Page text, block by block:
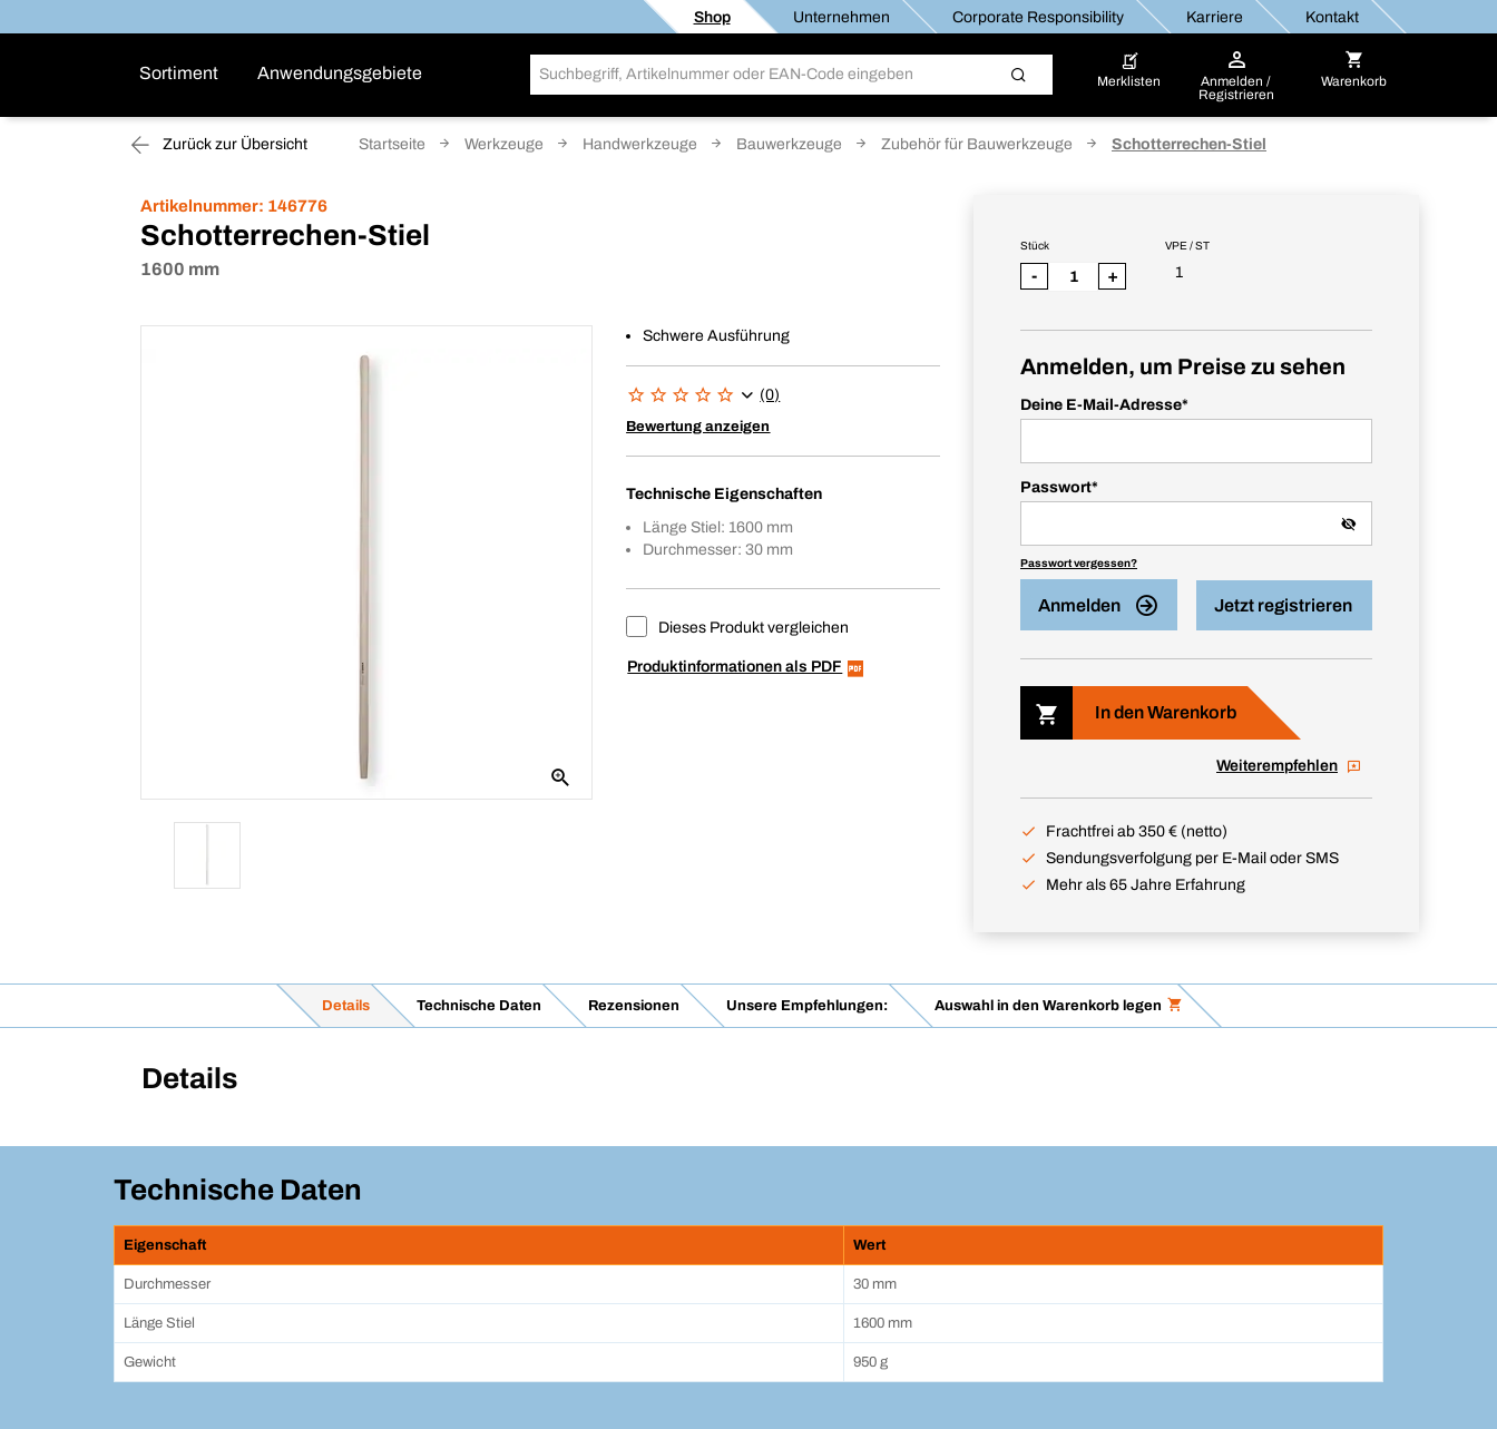
Shop Unternehmen Corporate Responsibility Karriere Kontakt
Sortiment Anwendungsgebiete Merklisten
Anmelden /
Registrieren
Warenkorb
Zurück zur Übersicht Startseite Werkzeuge Handwerkzeuge Bauwerkzeuge Zubehör für Bauwerkzeuge Schotterrechen-Stiel
Artikelnummer: 146776
Schotterrechen-Stiel
1600 mm
Schwere Ausführung
(0)
Bewertung anzeigen
Technische Eigenschaften
Länge Stiel: 1600 mm
Durchmesser: 30 mm
Dieses Produkt vergleichen
Produktinformationen als PDF
VPE / ST
1
Stück
- +
Anmelden, um Preise zu sehen
Deine E-Mail-Adresse*
Passwort*
Passwort vergessen?
Anmelden Jetzt registrieren
In den Warenkorb
Weiterempfehlen
Frachtfrei ab 350 € (netto)
Sendungsverfolgung per E-Mail oder SMS
Mehr als 65 Jahre Erfahrung
Details Technische Daten Rezensionen Unsere Empfehlungen: Auswahl in den Warenkorb legen
Details
Technische Daten
Eigenschaft Wert
Durchmesser 30 mm
Länge Stiel 1600 mm
Gewicht 950 g